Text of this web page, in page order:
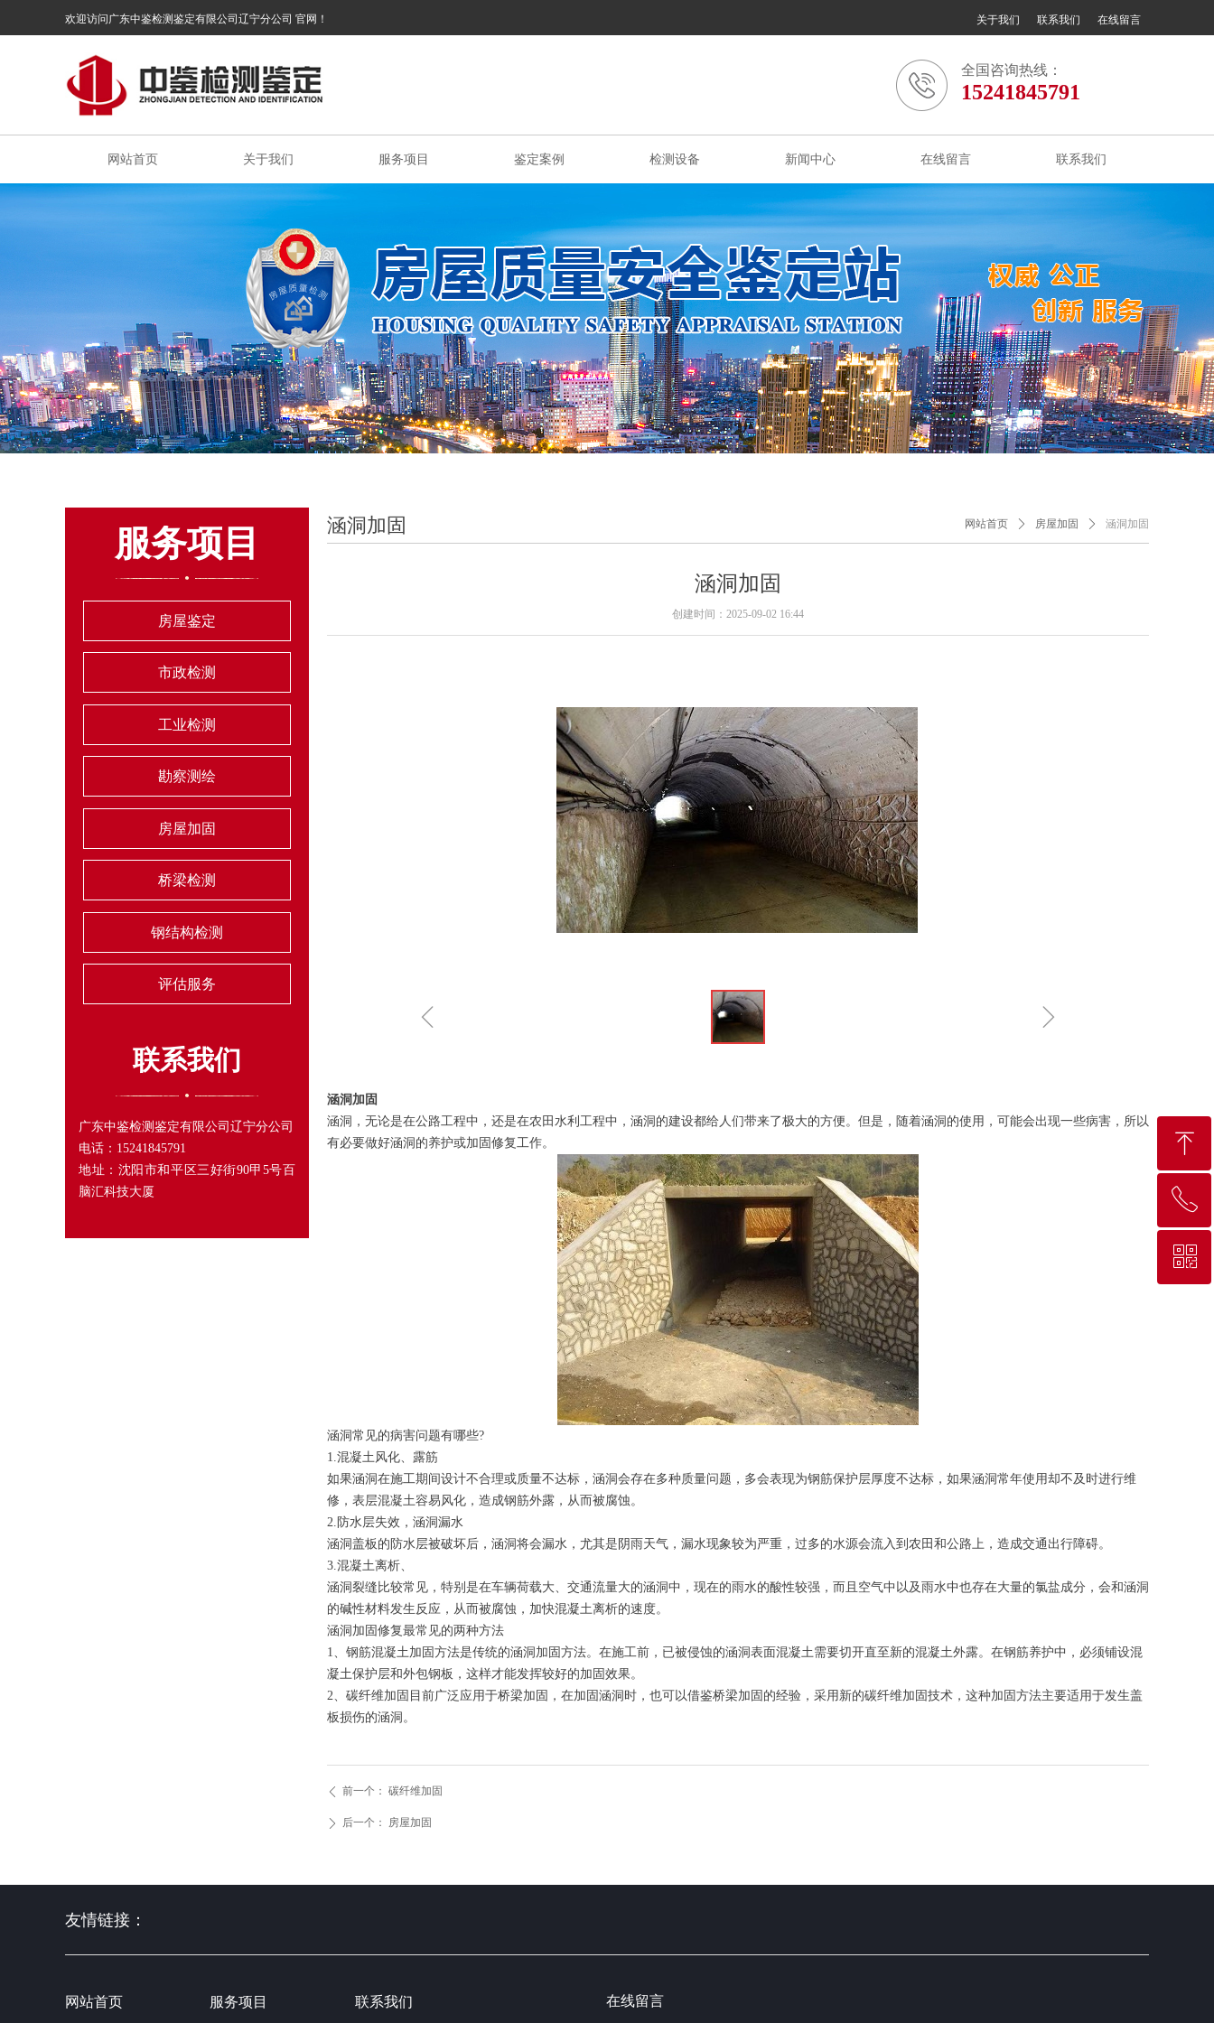
欢迎访问广东中鉴检测鉴定有限公司辽宁分公司 官网！ 关于我们 联系我们 在线留言
全国咨询热线：
15241845791
网站首页 关于我们 服务项目 鉴定案例 检测设备 新闻中心 在线留言 联系我们
联系我们
广东中鉴检测鉴定有限公司辽宁分公司
电话：15241845791
地址：沈阳市和平区三好街90甲5号百
脑汇科技大厦
服务项目
房屋鉴定
市政检测
工业检测
勘察测绘
房屋加固
桥梁检测
钢结构检测
评估服务
网站首页 ꄲ 房屋加固 ꄲ 涵洞加固
涵洞加固
涵洞加固
创建时间： 2025-09-02 16:44
ꁆ ꁇ
涵洞加固
涵洞，无论是在公路工程中，还是在农田水利工程中，涵洞的建设都给人们带来了极大的方便。但是，随着涵洞的使用，可能会出现一些病害，所以
有必要做好涵洞的养护或加固修复工作。
涵洞常见的病害问题有哪些?
1.混凝土风化、露筋
如果涵洞在施工期间设计不合理或质量不达标，涵洞会存在多种质量问题，多会表现为钢筋保护层厚度不达标，如果涵洞常年使用却不及时进行维
修，表层混凝土容易风化，造成钢筋外露，从而被腐蚀。
2.防水层失效，涵洞漏水
涵洞盖板的防水层被破坏后，涵洞将会漏水，尤其是阴雨天气，漏水现象较为严重，过多的水源会流入到农田和公路上，造成交通出行障碍。
3.混凝土离析、
涵洞裂缝比较常见，特别是在车辆荷载大、交通流量大的涵洞中，现在的雨水的酸性较强，而且空气中以及雨水中也存在大量的氯盐成分，会和涵洞
的碱性材料发生反应，从而被腐蚀，加快混凝土离析的速度。
涵洞加固修复最常见的两种方法
1、钢筋混凝土加固方法是传统的涵洞加固方法。在施工前，已被侵蚀的涵洞表面混凝土需要切开直至新的混凝土外露。在钢筋养护中，必须铺设混
凝土保护层和外包钢板，这样才能发挥较好的加固效果。
2、碳纤维加固目前广泛应用于桥梁加固，在加固涵洞时，也可以借鉴桥梁加固的经验，采用新的碳纤维加固技术，这种加固方法主要适用于发生盖
板损伤的涵洞。
ꄴ 前一个： 碳纤维加固
ꄲ 后一个： 房屋加固
友情链接：
网站首页 服务项目 联系我们 在线留言
ꁸ
回到顶部
ꂅ
15241845791
ꀥ